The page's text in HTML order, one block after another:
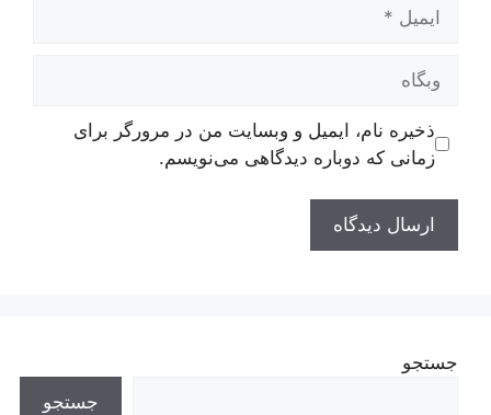
وبگاه
ذخیره نام، ایمیل و وبسایت من در مرورگر برای
زمانی که دوباره دیدگاهی می‌نویسم.
جستجو
جستجو